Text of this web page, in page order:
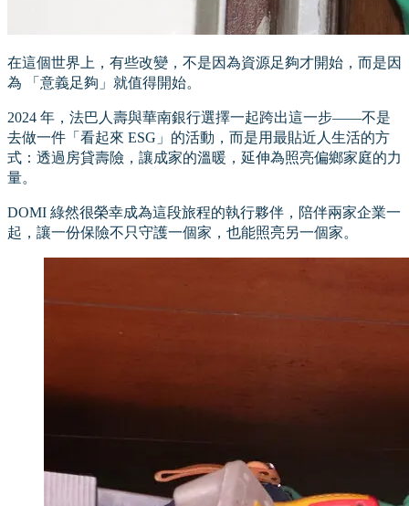
在這個世界上，有些改變，不是因為資源足夠才開始，而是因
為 「意義足夠」就值得開始。
2024 年，法巴人壽與華南銀行選擇一起跨出這一步——不是
去做一件「看起來 ESG」的活動，而是用最貼近人生活的方
式：透過房貸壽險，讓成家的溫暖，延伸為照亮偏鄉家庭的力
量。
DOMI 綠然很榮幸成為這段旅程的執行夥伴，陪伴兩家企業一
起，讓一份保險不只守護一個家，也能照亮另一個家。